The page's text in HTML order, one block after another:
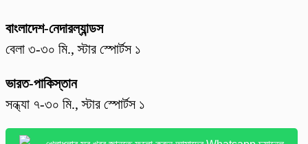
বাংলাদেশ-নেদারল্যান্ডস
বেলা ৩-৩০ মি., স্টার স্পোর্টস ১
ভারত-পাকিস্তান
সন্ধ্যা ৭-৩০ মি., স্টার স্পোর্টস ১